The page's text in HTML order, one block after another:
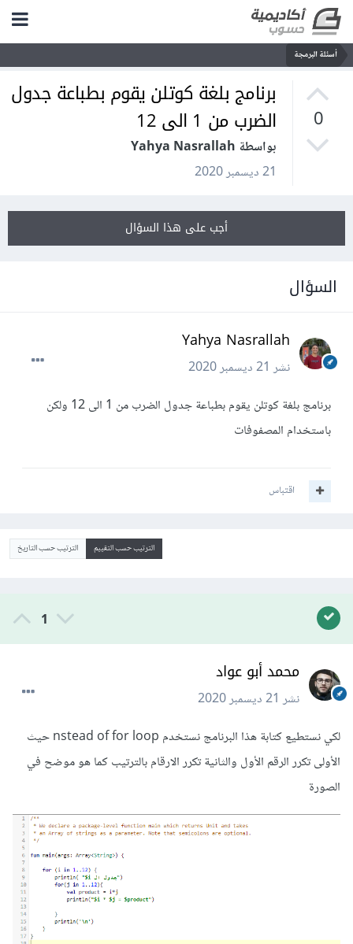
أسئلة البرمجة
0
برنامج بلغة كوتلن يقوم بطباعة جدول
الضرب من 1 الى 12
بواسطة Yahya Nasrallah
21 ديسمبر 2020
أجب على هذا السؤال
السؤال
Yahya Nasrallah
نشر21 ديسمبر 2020
برنامج بلغة كوتلن يقوم بطباعة جدول الضرب من 1 الى 12 ولكن
باستخدام المصفوفات
اقتباس
الترتيب حسب التقييم الترتيب حسب التاريخ
1
محمد أبو عواد
نشر21 ديسمبر 2020
لكي نستطيع كتابة هذا البرنامج نستخدم nstead of for loop حيث
الأولى تكرر الرقم الأول والثانية تكرر الارقام بالترتيب كما هو موضح في
الصورة